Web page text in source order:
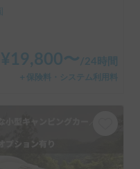
¥ 19,800〜 /24時間
＋保険料・システム利用料